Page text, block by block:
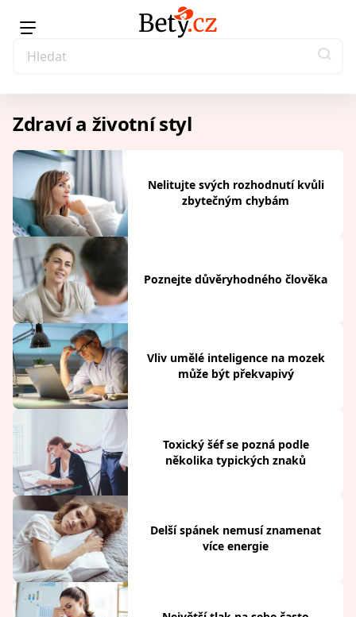
Zdraví a životní styl
Nelitujte svých rozhodnutí kvůli
zbytečným chybám
Poznejte důvěryhodného člověka
Vliv umělé inteligence na mozek
může být překvapivý
Toxický šéf se pozná podle
několika typických znaků
Delší spánek nemusí znamenat
více energie